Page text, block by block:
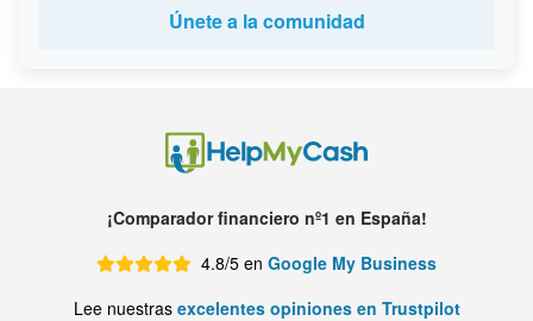
Únete a la comunidad
¡Comparador financiero nº1 en España!
4.8/5 en Google My Business
Lee nuestras excelentes opiniones en Trustpilot